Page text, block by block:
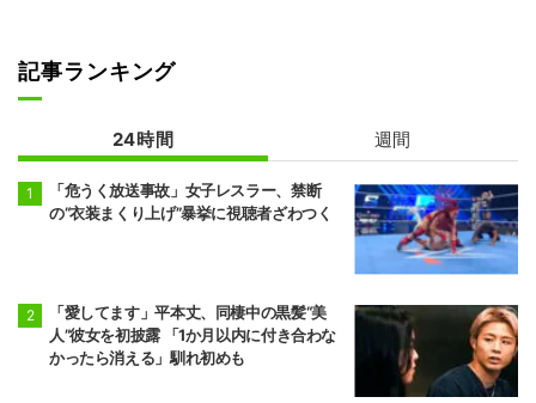
記事ランキング
24時間 週間
「危うく放送事故」女子レスラー、禁断
の“衣装まくり上げ”暴挙に視聴者ざわつく
「愛してます」平本丈、同棲中の黒髪“美
人”彼女を初披露 「1か月以内に付き合わな
かったら消える」馴れ初めも